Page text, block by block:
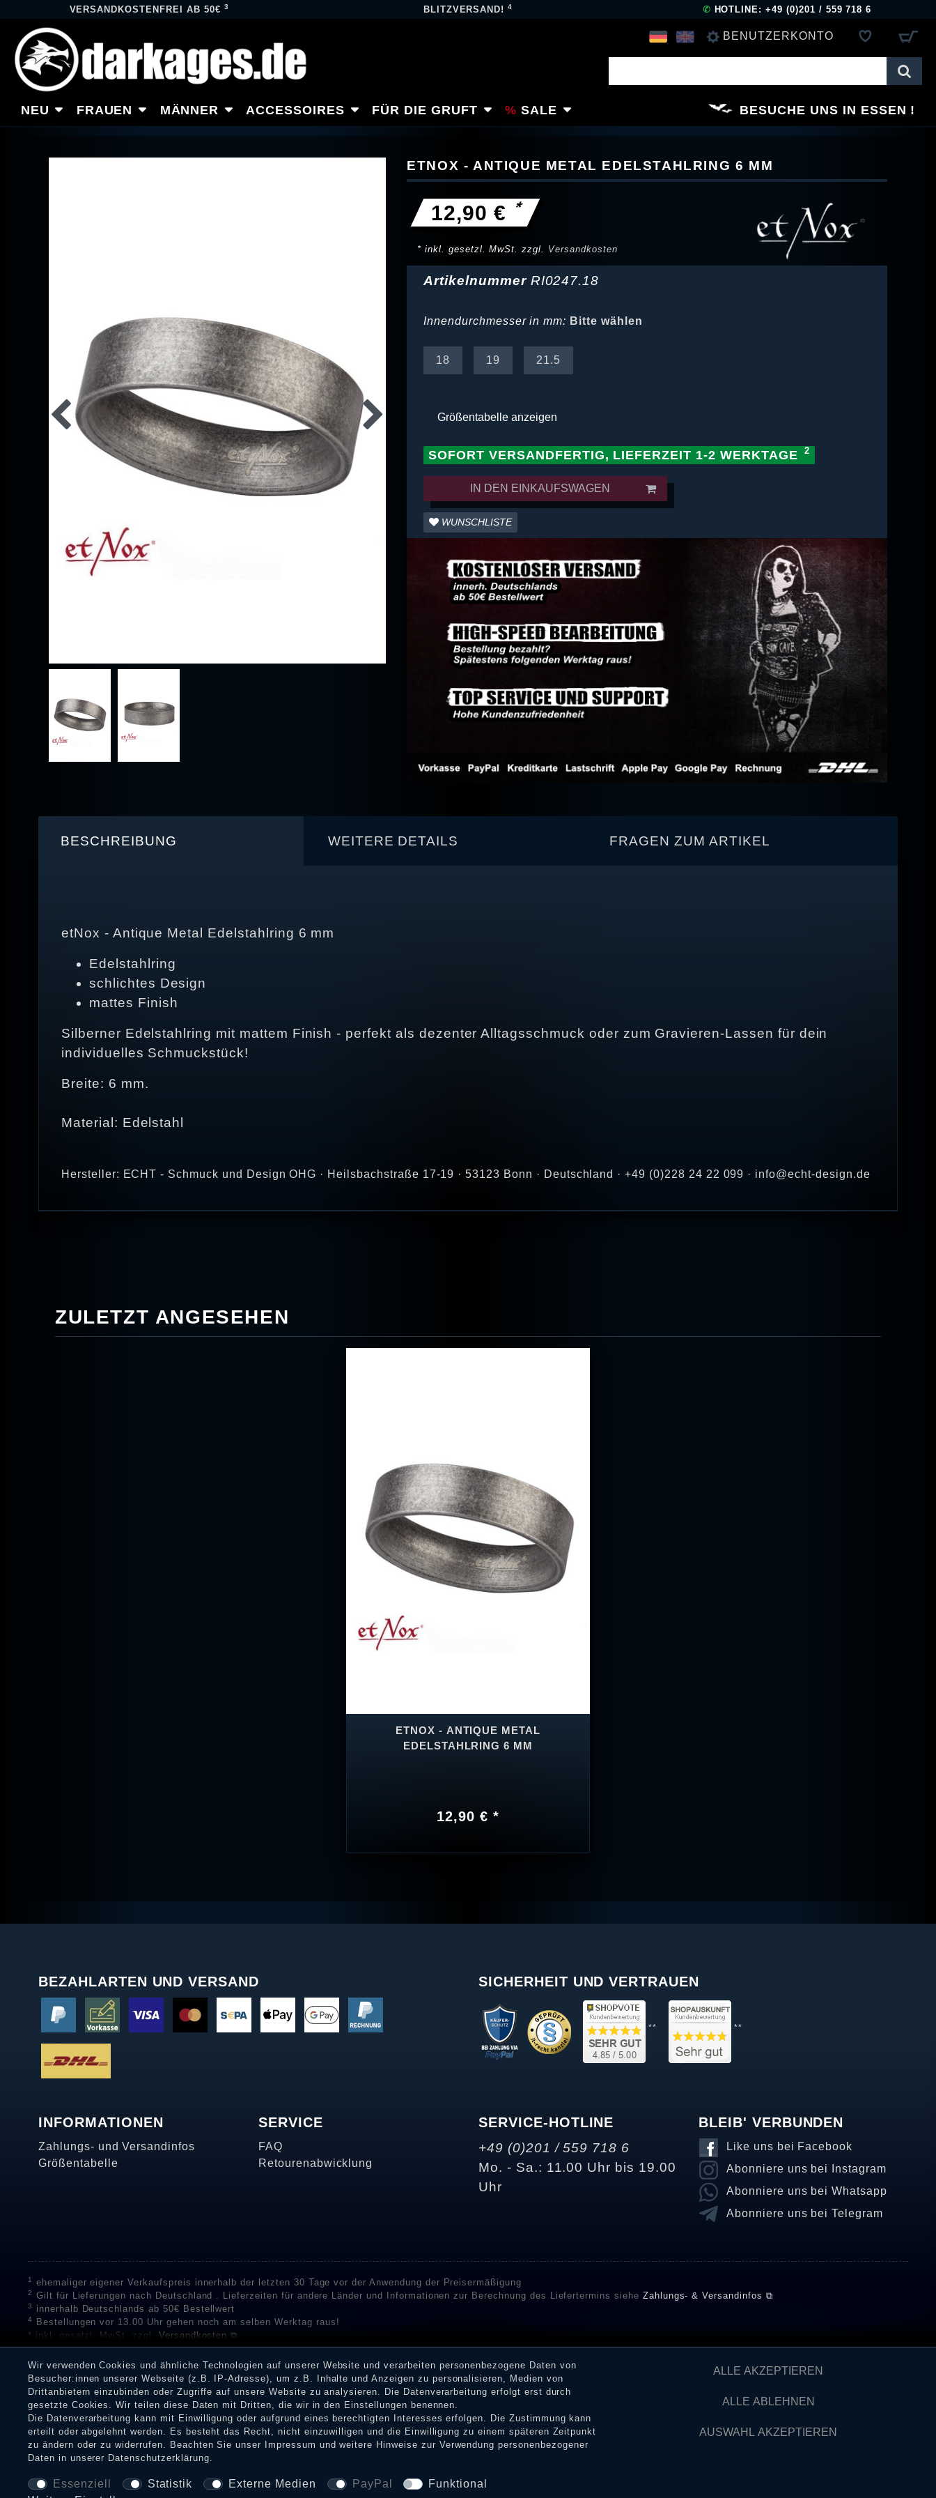
VERSANDKOSTENFREI AB 50€ 3 BLITZVERSAND!4 ✆ HOTLINE: +49 (0)201 / 559 718 6
BENUTZERKONTO
REGISTRIEREN
NEU FRAUEN MÄNNER ACCESSOIRES FÜR DIE GRUFT SALE BESUCHE UNS IN ESSEN
ETNOX - ANTIQUE METAL EDELSTAHLRING 6 MM
12,90 € *
* inkl. gesetzl. MwSt. zzgl. Versandkosten
Artikelnummer RI0247.18
Innendurchmesser in mm: Bitte wählen
18 19 21.5
Größentabelle anzeigen
SOFORT VERSANDFERTIG, LIEFERZEIT 1-2 WERKTAGE
IN DEN EINKAUFSWAGEN
WUNSCHLISTE
BESCHREIBUNG WEITERE DETAILS FRAGEN ZUM ARTIKEL
etNox - Antique Metal Edelstahlring 6 mm
Edelstahlring
schlichtes Design
mattes Finish
Silberner Edelstahlring mit mattem Finish - perfekt als dezenter Alltagsschmuck oder zum Gravieren-Lassen für dein
individuelles Schmuckstück!
Breite: 6 mm.
Material: Edelstahl
Hersteller: ECHT - Schmuck und Design OHG · Heilsbachstraße 17-19 · 53123 Bonn · Deutschland · +49 (0)228 24 22 099 · info@echt-design.de
ZULETZT ANGESEHEN
ETNOX - ANTIQUE METAL
EDELSTAHLRING 6 MM
12,90 € *
BEZAHLARTEN UND VERSAND SICHERHEIT UND VERTRAUEN
** **
INFORMATIONEN
Zahlungs- und Versandinfos
Größentabelle
SERVICE
FAQ
Retourenabwicklung
SERVICE-HOTLINE
+49 (0)201 / 559 718 6
Mo. - Sa.: 11.00 Uhr bis 19.00
Uhr
BLEIB' VERBUNDEN
Like uns bei Facebook
Abonniere uns bei Instagram
Abonniere uns bei Whatsapp
Abonniere uns bei Telegram
1 ehemaliger eigener Verkaufspreis innerhalb der letzten 30 Tage vor der Anwendung der Preisermäßigung
2 Gilt für Lieferungen nach Deutschland . Lieferzeiten für andere Länder und Informationen zur Berechnung des Liefertermins siehe Zahlungs- & Versandinfos ⧉
3 innerhalb Deutschlands ab 50€ Bestellwert
4
Bestellungen vor 13.00 Uhr gehen noch am selben Werktag raus!
* inkl. gesetzl. MwSt. zzgl. Versandkosten ⧉
** Unser Unternehmen sammelt über die unabhängigen Dienstleister SHOPVOTE und SHOPAUSKUNFT Bewertungen. SHOPVOTE setzt automatische und manuelle Maßnahmen ein, um
Bewertungen zu verifizieren.Informationen zur Echtheit von Kundenbewertungen auf SHOPVOTE finden Sie hier. ⧉
Eine Überprüfung der Bewertungen durch Shopauskunft hat vor deren Veröffentlichung nicht stattgefunden. Die Bewertungen könnten von Verbrauchern stammen, die die Ware oder
Dienstleistungen gar nicht erworben oder genutzt haben. Nach Erhalt einer Benachrichtigungs-E-Mail können Händler die Bewertungen verifizieren und über die erfolgte Verifizierung im
Shop informieren.
Impressum
© Copyright 2026 Dark Ages Glasche & Kuczwalska GbR
Wir verwenden Cookies und ähnliche Technologien auf unserer Website und verarbeiten personenbezogene Daten von
Besucher:innen unserer Webseite (z.B. IP-Adresse), um z.B. Inhalte und Anzeigen zu personalisieren, Medien von
Drittanbietern einzubinden oder Zugriffe auf unsere Website zu analysieren. Die Datenverarbeitung erfolgt erst durch
gesetzte Cookies. Wir teilen diese Daten mit Dritten, die wir in den Einstellungen benennen.
Die Datenverarbeitung kann mit Einwilligung oder aufgrund eines berechtigten Interesses erfolgen. Die Zustimmung kann
erteilt oder abgelehnt werden. Es besteht das Recht, nicht einzuwilligen und die Einwilligung zu einem späteren Zeitpunkt
zu ändern oder zu widerrufen. Beachten Sie unser
Impressum und weitere Hinweise zur Verwendung personenbezogener
Daten in unserer Daten­schutz­erklärung.
Essenziell Statistik Externe Medien PayPal
Funktional
ALLE AKZEPTIEREN
ALLE ABLEHNEN
AUSWAHL AKZEPTIEREN